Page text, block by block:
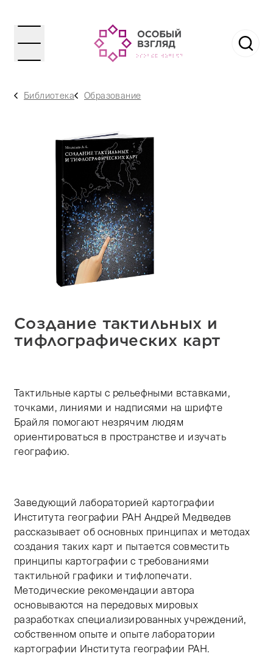
Библиотека Образование
Создание тактильных и
тифлографических карт
Тактильные карты с рельефными вставками,
точками, линиями и надписями на шрифте
Брайля помогают незрячим людям
ориентироваться в пространстве и изучать
географию.
Заведующий лабораторией картографии
Института географии РАН Андрей Медведев
рассказывает об основных принципах и методах
создания таких карт и пытается совместить
принципы картографии с требованиями
тактильной графики и тифлопечати.
Методические рекомендации автора
основываются на передовых мировых
разработках специализированных учреждений,
собственном опыте и опыте лаборатории
картографии Института географии РАН.